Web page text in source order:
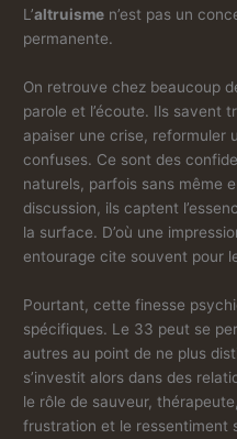
L’altruisme n’est pas un
permanente.
On retrouve chez beaucoup
parole et l’écoute. Ils savent
apaiser une crise, reformuler
confuses. Ce sont des
naturels, parfois sans même
discussion, ils captent
la surface. D’où une
entourage cite souvent pour
Pourtant, cette finesse
spécifiques. Le 33 peut se
autres au point de ne plus
s’investit alors dans des
le rôle de sauveur,
frustration et le ressentiment